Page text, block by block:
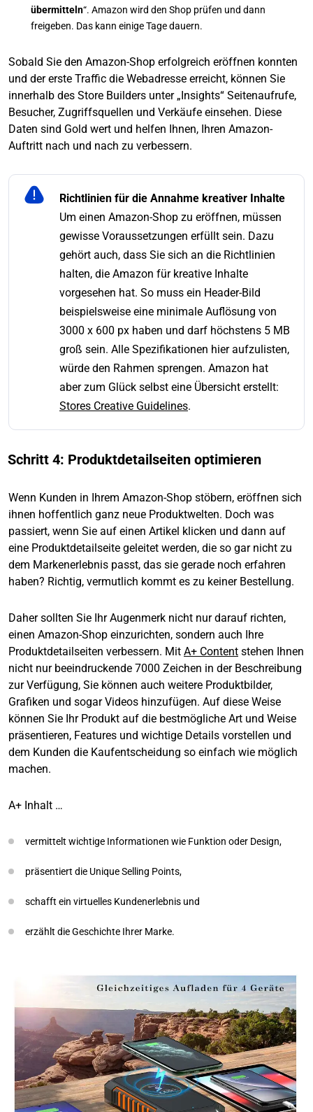
übermitteln“. Amazon wird den Shop prüfen und dann
freigeben. Das kann einige Tage dauern.
Sobald Sie den Amazon-Shop erfolgreich eröffnen konnten
und der erste Traffic die Webadresse erreicht, können Sie
innerhalb des Store Builders unter „Insights“ Seitenaufrufe,
Besucher, Zugriffsquellen und Verkäufe einsehen. Diese
Daten sind Gold wert und helfen Ihnen, Ihren Amazon-
Auftritt nach und nach zu verbessern.
Richtlinien für die Annahme kreativer Inhalte
Um einen Amazon-Shop zu eröffnen, müssen
gewisse Voraussetzungen erfüllt sein. Dazu
gehört auch, dass Sie sich an die Richtlinien
halten, die Amazon für kreative Inhalte
vorgesehen hat. So muss ein Header-Bild
beispielsweise eine minimale Auflösung von
3000 x 600 px haben und darf höchstens 5 MB
groß sein. Alle Spezifikationen hier aufzulisten,
würde den Rahmen sprengen. Amazon hat
aber zum Glück selbst eine Übersicht erstellt:
Stores Creative Guidelines.
Schritt 4: Produktdetailseiten optimieren
Wenn Kunden in Ihrem Amazon-Shop stöbern, eröffnen sich
ihnen hoffentlich ganz neue Produktwelten. Doch was
passiert, wenn Sie auf einen Artikel klicken und dann auf
eine Produktdetailseite geleitet werden, die so gar nicht zu
dem Markenerlebnis passt, das sie gerade noch erfahren
haben? Richtig, vermutlich kommt es zu keiner Bestellung.
Daher sollten Sie Ihr Augenmerk nicht nur darauf richten,
einen Amazon-Shop einzurichten, sondern auch Ihre
Produktdetailseiten verbessern. Mit A+ Content stehen Ihnen
nicht nur beeindruckende 7000 Zeichen in der Beschreibung
zur Verfügung, Sie können auch weitere Produktbilder,
Grafiken und sogar Videos hinzufügen. Auf diese Weise
können Sie Ihr Produkt auf die bestmögliche Art und Weise
präsentieren, Features und wichtige Details vorstellen und
dem Kunden die Kaufentscheidung so einfach wie möglich
machen.
A+ Inhalt …
vermittelt wichtige Informationen wie Funktion oder Design,
präsentiert die Unique Selling Points,
schafft ein virtuelles Kundenerlebnis und
erzählt die Geschichte Ihrer Marke.